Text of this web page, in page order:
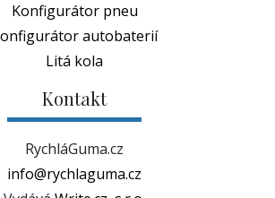
Konfigurátor pneu
autobaterií
Litá kola
Kontakt
RychláGuma.cz
info@rychlaguma.cz